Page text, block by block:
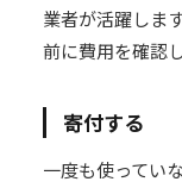
業者が活躍しま
前に費用を確認
寄付する
一度も使ってい